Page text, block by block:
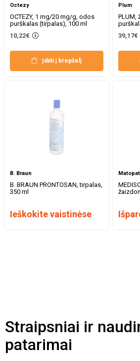
Octezy
OCTEZY, 1 mg/20 mg/g, odos
purškalas (tirpalas), 100 ml
10,22€
Įdėti į krepšelį
Plum
PLUM,
39,17€
B. Braun
B. BRAUN PRONTOSAN, tirpalas,
350 ml
Ieškokite vaistinėse
Matopat
Straipsniai ir
patarimai